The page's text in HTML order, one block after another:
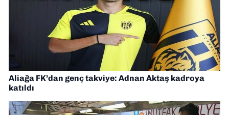
Aliağa FK’dan genç takviye: Adnan Aktaş kadroya
katıldı